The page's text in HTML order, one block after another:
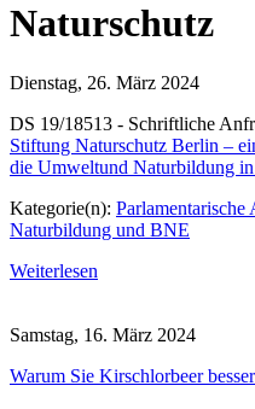
Naturschutz
Dienstag, 26. März 2024
DS 19/18513 - Schriftliche
Stiftung Naturschutz Berlin –
die Umweltund Naturbildung
Kategorie(n): Parlamentarische
Naturbildung und BNE
Weiterlesen
Samstag, 16. März 2024
Warum Sie Kirschlorbeer